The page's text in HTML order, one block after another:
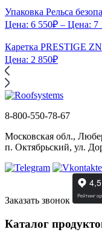
Упаковка Рельса
Цена: 6 550₽ – Цена: 7
Каретка PRESTIGE ZN
Цена: 2 850₽
8-800-550-78-67
Московская обл.,
п. Октябрьский, ул.
Заказать звонок
Каталог